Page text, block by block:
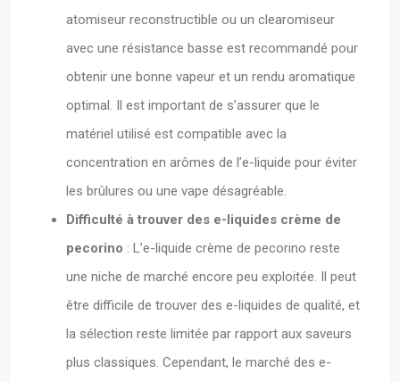
atomiseur reconstructible ou un clearomiseur
avec une résistance basse est recommandé pour
obtenir une bonne vapeur et un rendu aromatique
optimal. Il est important de s’assurer que le
matériel utilisé est compatible avec la
concentration en arômes de l’e-liquide pour éviter
les brûlures ou une vape désagréable.
Difficulté à trouver des e-liquides crème de
pecorino : L’e-liquide crème de pecorino reste
une niche de marché encore peu exploitée. Il peut
être difficile de trouver des e-liquides de qualité, et
la sélection reste limitée par rapport aux saveurs
plus classiques. Cependant, le marché des e-